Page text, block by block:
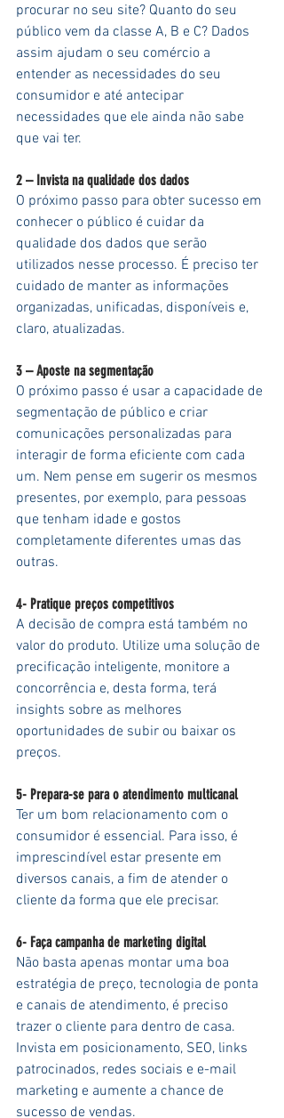
procurar no seu site? Quanto do seu
público vem da classe A, B e C? Dados
assim ajudam o seu comércio a
entender as necessidades do seu
consumidor e até antecipar
necessidades que ele ainda não sabe
que vai ter.
2 – Invista na qualidade dos dados
O próximo passo para obter sucesso em
conhecer o público é cuidar da
qualidade dos dados que serão
utilizados nesse processo. É preciso ter
cuidado de manter as informações
organizadas, unificadas, disponíveis e,
claro, atualizadas.
3 – Aposte na segmentação
O próximo passo é usar a capacidade de
segmentação de público e criar
comunicações personalizadas para
interagir de forma eficiente com cada
um. Nem pense em sugerir os mesmos
presentes, por exemplo, para pessoas
que tenham idade e gostos
completamente diferentes umas das
outras.
4- Pratique preços competitivos
A decisão de compra está também no
valor do produto. Utilize uma solução de
precificação inteligente, monitore a
concorrência e, desta forma, terá
insights sobre as melhores
oportunidades de subir ou baixar os
preços.
5- Prepara-se para o atendimento multicanal
Ter um bom relacionamento com o
consumidor é essencial. Para isso, é
imprescindível estar presente em
diversos canais, a fim de atender o
cliente da forma que ele precisar.
6- Faça campanha de marketing digital
Não basta apenas montar uma boa
estratégia de preço, tecnologia de ponta
e canais de atendimento, é preciso
trazer o cliente para dentro de casa.
Invista em posicionamento, SEO, links
patrocinados, redes sociais e e-mail
marketing e aumente a chance de
sucesso de vendas.